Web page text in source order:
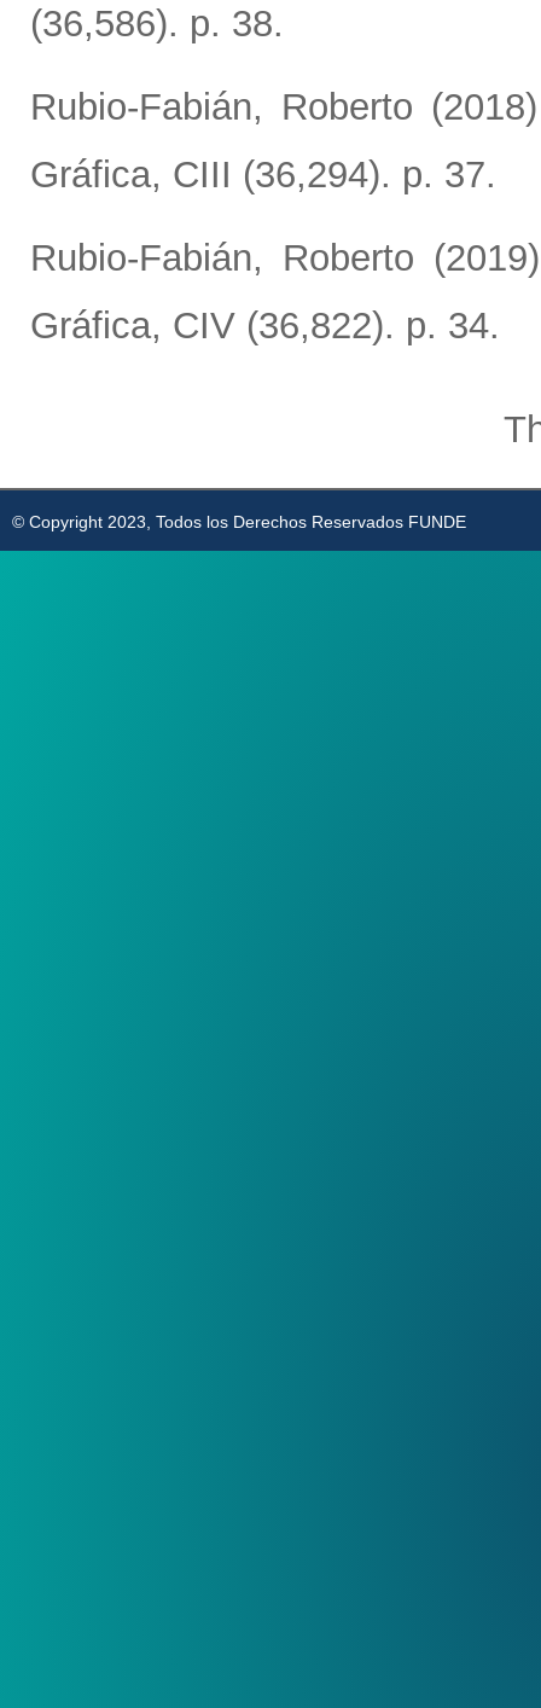
(36,586). p. 38.
Rubio-Fabián, Roberto
Gráfica, CIII (36,294). p. 37.
Rubio-Fabián, Roberto
Gráfica, CIV (36,822). p. 34.
© Copyright 2023, Todos los Derechos Reservados FUNDE